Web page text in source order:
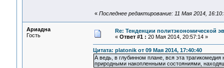
« Последнее редактирование: 11 Мая 2014,
Ариадна
Гость
Re: Тенденции политэкономической
« Ответ #1 : 20 Мая 2014, 20:57:14 »
Цитата: platonik от 09 Мая 2014, 17:40:40
А ведь, в глубинном плане, вся эта
природными накопленными состояниями,